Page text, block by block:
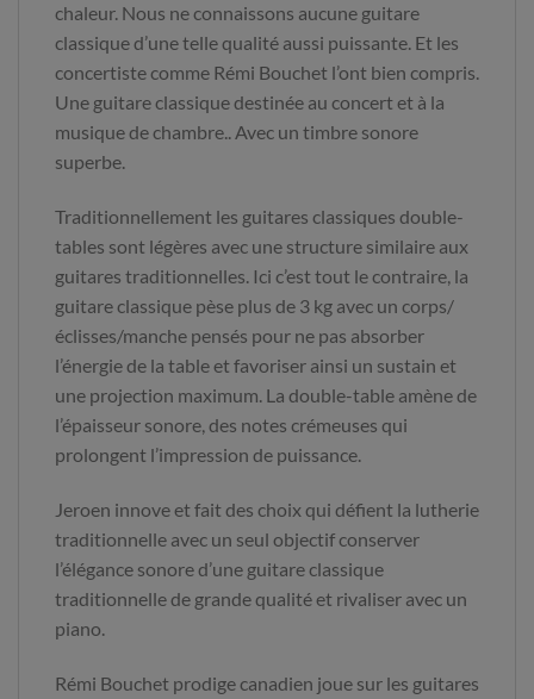
chaleur. Nous ne connaissons aucune guitare
classique d’une telle qualité aussi puissante. Et les
concertiste comme Rémi Bouchet l’ont bien compris.
Une guitare classique destinée au concert et à la
musique de chambre.. Avec un timbre sonore
superbe.
Traditionnellement les guitares classiques double-
tables sont légères avec une structure similaire aux
guitares traditionnelles. Ici c’est tout le contraire, la
guitare classique pèse plus de 3 kg avec un corps/
éclisses/manche pensés pour ne pas absorber
l’énergie de la table et favoriser ainsi un sustain et
une projection maximum. La double-table amène de
l’épaisseur sonore, des notes crémeuses qui
prolongent l’impression de puissance.
Jeroen innove et fait des choix qui défient la lutherie
traditionnelle avec un seul objectif conserver
l’élégance sonore d’une guitare classique
traditionnelle de grande qualité et rivaliser avec un
piano.
Rémi Bouchet prodige canadien joue sur les guitares